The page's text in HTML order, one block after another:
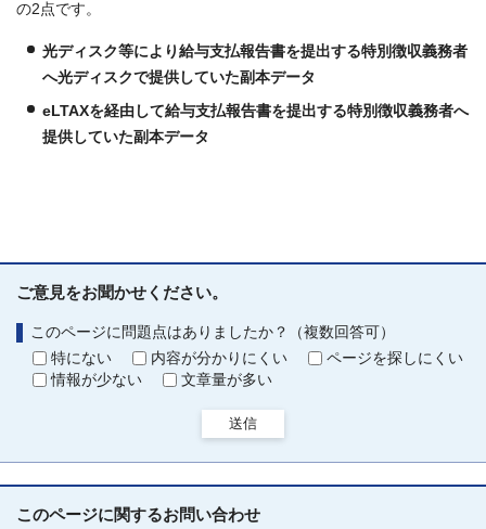
の2点です。
光ディスク等により給与支払報告書を提出する特別徴収義務者
へ光ディスクで提供していた副本データ
eLTAXを経由して給与支払報告書を提出する特別徴収義務者へ
提供していた副本データ
ご意見をお聞かせください。
このページに問題点はありましたか？（複数回答可）
特にない
内容が分かりにくい
ページを探しにくい
情報が少ない
文章量が多い
送信
このページに関するお問い合わせ